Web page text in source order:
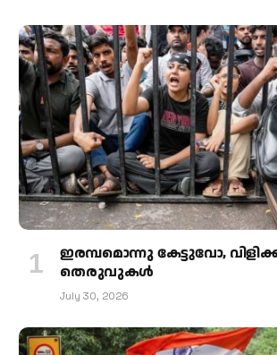
ഇരമ്പമൊന്നു കേട്ടുവോ,
തെരുവുകള്‍
July 30, 2026